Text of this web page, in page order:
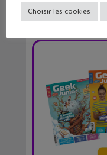
Choisir les cookies